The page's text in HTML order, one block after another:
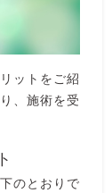
ットをご紹
、施術を受
のとおりで